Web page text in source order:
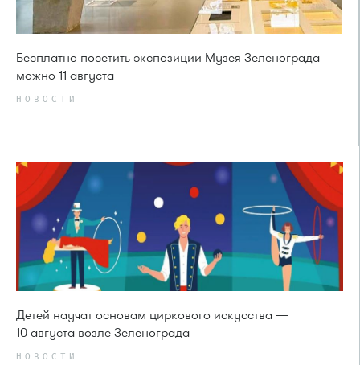
Бесплатно посетить экспозиции Музея Зеленограда
можно 11 августа
НОВОСТИ
Детей научат основам циркового искусства —
10 августа возле Зеленограда
НОВОСТИ